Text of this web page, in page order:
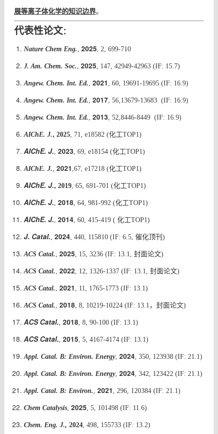
展等离子体化学的知识边界。
代表性论文：
Nature Chem Eng. 2025, 2, 699-710
J. Am. Chem. Soc. 2025, 147, 42949-42963 (IF: 15.7)
Angew. Chem. Int. Ed. 2021 , 60, 19691-19695 (IF: 16.9)
Angew. Chem. Int. Ed. 2017, 56,13679-13683 (IF: 16.9)
Angew. Chem. Int. Ed. 2013, 52,8446-8449 (IF: 16.9)
AIChE. J., 2025, 71, e18582 (化工TOP1)
AIChE. J. 2023, 69, e18154 (化工TOP1)
AIChE. J. 2021 ,67, e17218(化工TOP1)
AIChE. J., 2019, 65, 691-701 (化工TOP1)
AIChE. J. 2018, 64, 981-992 (化工TOP1)
AIChE. J. 2014, 60, 415-419( 化工TOP1)
J. Catal. 2024, 440, 115810 (IF: 6.5, 催化顶刊)
ACS Catal. 2025, 15, 3236 (IF: 13.1, 封面论文)
ACS Catal. 2022, 12, 1326-1337 (IF: 13.1 , 封面论文)
ACS Catal. 2021 , 11, 1765-1773(IF: 13.1)
ACS Catal. 2018, 8, 10219-10224(IF: 13.1 ，封面论文)
ACS Catal. 2018, 8, 90-100 (IF: 13.1)
ACS Catal. 2015, 5, 4167-4174 (IF: 13.1)
Appl. Catal. B: Environ. Energy, 2024, 350, 123938(IF: 21.1)
Appl. Catal. B: Environ. Energy, 2024, 342, 123422 (IF: 21.1)
Appl. Catal. B: Environ. 2021 , 296, 120384 (IF: 21.1)
Chem Catalysis, 2025, 5, 101498 (IF: 11.6)
Chem. Eng. J., 2024, 498, 155733 (IF: 13.2)